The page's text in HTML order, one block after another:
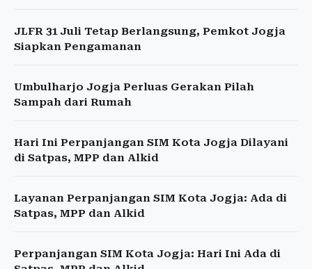
JLFR 31 Juli Tetap Berlangsung, Pemkot Jogja
Siapkan Pengamanan
Umbulharjo Jogja Perluas Gerakan Pilah
Sampah dari Rumah
Hari Ini Perpanjangan SIM Kota Jogja Dilayani
di Satpas, MPP dan Alkid
Layanan Perpanjangan SIM Kota Jogja: Ada di
Satpas, MPP dan Alkid
Perpanjangan SIM Kota Jogja: Hari Ini Ada di